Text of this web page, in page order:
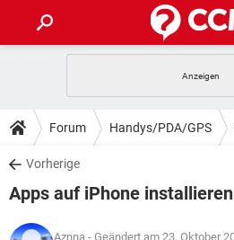
ANDROID IOS
WINDOWS 10
WHATSAPP
FACEBOOK
TIPPS & TRICKS
SPIELE
DOWNLOADS
SPIELE
ANDROID
FORUM
Forum Handys/PDA/GPS
Vorherige
Apps auf iPhone installieren
Aznna - Geändert am 23. Oktober